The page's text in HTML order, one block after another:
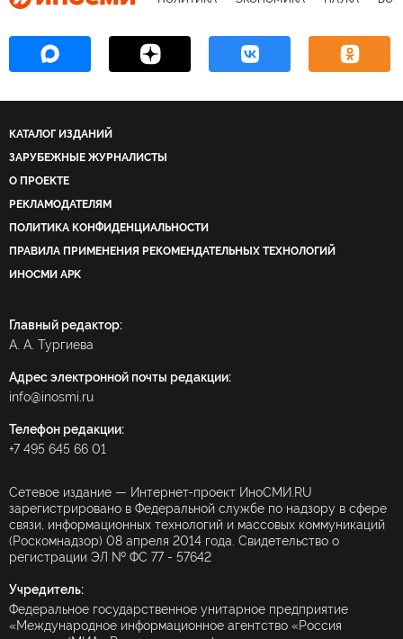
КАТАЛОГ ИЗДАНИЙ
ЗАРУБЕЖНЫЕ ЖУРНАЛИСТЫ
О ПРОЕКТЕ
РЕКЛАМОДАТЕЛЯМ
ПОЛИТИКА КОНФИДЕНЦИАЛЬНОСТИ
ПРАВИЛА ПРИМЕНЕНИЯ РЕКОМЕНДАТЕЛЬНЫХ ТЕХНОЛОГИЙ
ИНОСМИ APK
Главный редактор:
А. А. Тургиева
Адрес электронной почты редакции:
info@inosmi.ru
Телефон редакции:
+7 495 645 66 01
Сетевое издание — Интернет-проект ИноСМИ.RU
зарегистрировано в Федеральной службе по надзору в сфере
связи, информационных технологий и массовых коммуникаций
(Роскомнадзор) 08 апреля 2014 года. Свидетельство о
регистрации ЭЛ № ФС 77 - 57642
Учредитель:
Федеральное государственное унитарное предприятие
«Международное информационное агентство «Россия